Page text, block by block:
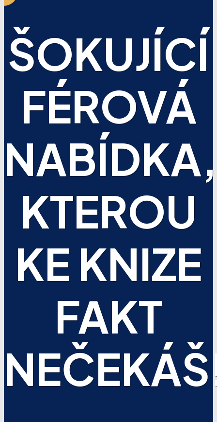
ŠOKUJÍCÍ
FÉROVÁ
NABÍDKA,
KTEROU
KE KNIZE
FAKT